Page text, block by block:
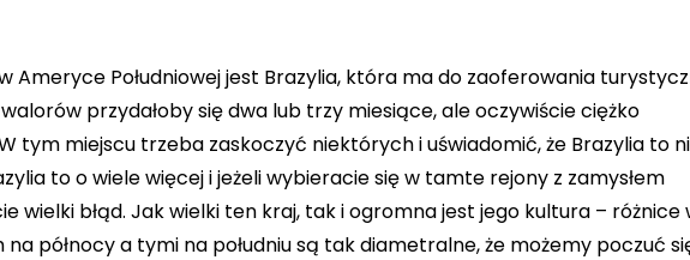
Ameryce Południowej jest Brazylia, która ma do zaoferowania
przydałoby się dwa lub trzy miesiące, ale oczywiście ciężko
tym miejscu trzeba zaskoczyć niektórych i uświadomić, że Brazylia to
to o wiele więcej i jeżeli wybieracie się w tamte rejony z zamysłem
wielki błąd. Jak wielki ten kraj, tak i ogromna jest jego kultura – różnice
północy a tymi na południu są tak diametralne, że możemy poczuć